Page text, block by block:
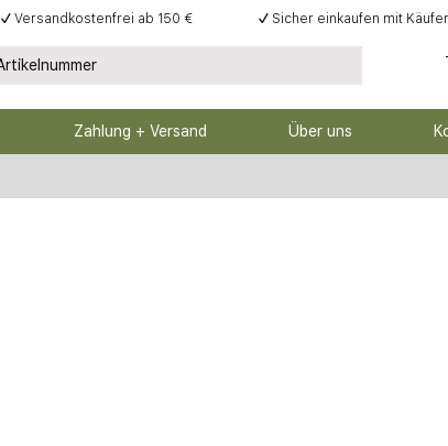
Zahlung + Versand Über uns
✓ Versandkostenfrei ab 150 € ✓ Sicher einkaufen mit